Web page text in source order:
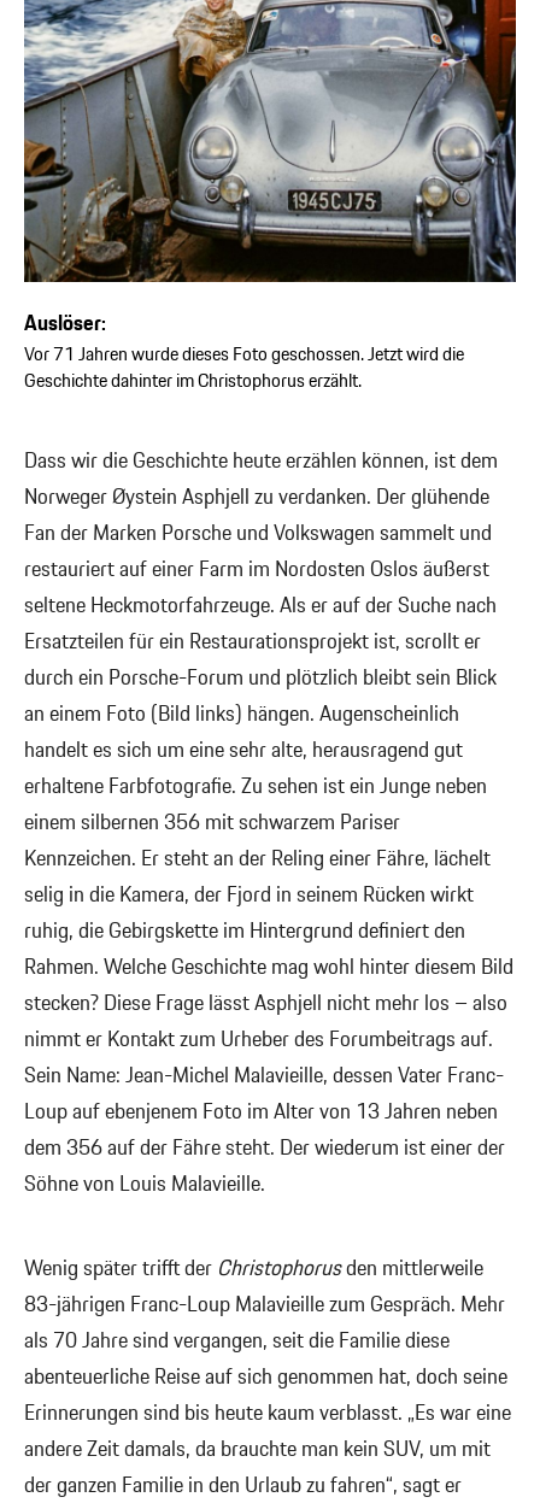
Auslöser:
Vor 71 Jahren wurde dieses Foto geschossen. Jetzt wird die
Geschichte dahinter im Christophorus erzählt.
Dass wir die Geschichte heute erzählen können, ist dem
Norweger Øystein Asphjell zu verdanken. Der glühende
Fan der Marken Porsche und Volkswagen sammelt und
restauriert auf einer Farm im Nordosten Oslos äußerst
seltene Heckmotorfahrzeuge. Als er auf der Suche nach
Ersatzteilen für ein Restaurationsprojekt ist, scrollt er
durch ein Porsche-Forum und plötzlich bleibt sein Blick
an einem Foto (Bild links) hängen. Augenscheinlich
handelt es sich um eine sehr alte, herausragend gut
erhaltene Farbfotografie. Zu sehen ist ein Junge neben
einem silbernen 356 mit schwarzem Pariser
Kennzeichen. Er steht an der Reling einer Fähre, lächelt
selig in die Kamera, der Fjord in seinem Rücken wirkt
ruhig, die Gebirgskette im Hintergrund definiert den
Rahmen. Welche Geschichte mag wohl hinter diesem Bild
stecken? Diese Frage lässt Asphjell nicht mehr los – also
nimmt er Kontakt zum Urheber des Forumbeitrags auf.
Sein Name: Jean-Michel Malavieille, dessen Vater Franc-
Loup auf ebenjenem Foto im Alter von 13 Jahren neben
dem 356 auf der Fähre steht. Der wiederum ist einer der
Söhne von Louis Malavieille.
Wenig später trifft der Christophorusden mittlerweile
83-jährigen Franc-Loup Malavieille zum Gespräch. Mehr
als 70 Jahre sind vergangen, seit die Familie diese
abenteuerliche Reise auf sich genommen hat, doch seine
Erinnerungen sind bis heute kaum verblasst. „Es war eine
andere Zeit damals, da brauchte man kein SUV, um mit
der ganzen Familie in den Urlaub zu fahren“, sagt er